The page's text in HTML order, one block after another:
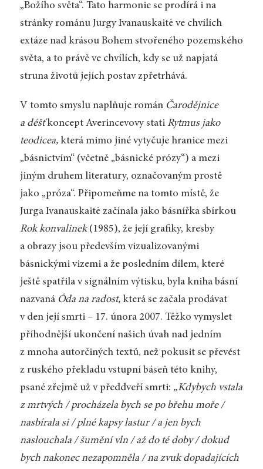
„Božího světa“. Tato harmonie se prodírá i na
stránky románu Jurgy Ivanauskaitė ve chvílích
extáze nad krásou Bohem stvořeného pozemského
světa, a to právě ve chvílích, kdy se už napjatá
struna životů jejích postav zpřetrhává.
V tomto smyslu naplňuje román Čarodějnice
a déšťkoncept Averincevovy stati Rytmus jako
teodicea,která mimo jiné vytyčuje hranice mezi
„básnictvím“ (včetně „básnické prózy“) a mezi
jiným druhem literatury, označovaným prostě
jako „próza“. Připomeňme na tomto místě, že
Jurga Ivanauskaitė začínala jako básnířka sbírkou
Rok konvalinek(1985), že její grafiky, kresby
a obrazy jsou především vizualizovanými
básnickými vizemi a že posledním dílem, které
ještě spatřila v signálním výtisku, byla kniha básní
nazvaná Óda na radost,která se začala prodávat
v den její smrti – 17. února 2007. Těžko vymyslet
příhodnější ukončení našich úvah nad jedním
z mnoha autorčiných textů, než pokusit se převést
z ruského překladu vstupní báseň této knihy,
psané zřejmě už v předdveří smrti: „Kdybych vstala
z mrtvých / procházela bych se po břehu moře /
nasbírala si / plné kapsy lastur / a jen bych
naslouchala / šumění vln / až do té doby / dokud
bych nakonec nezapomněla / na zvuk dopadajících